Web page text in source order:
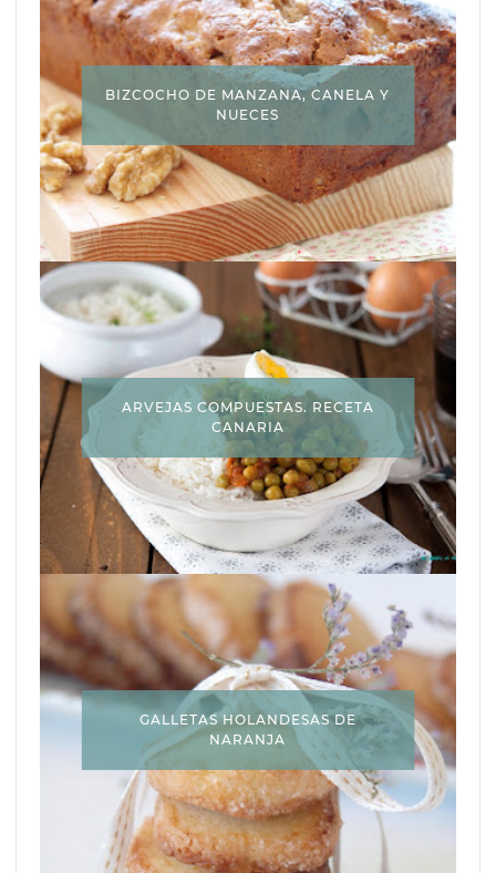
BIZCOCHO DE MANZANA, CANELA Y
NUECES
ARVEJAS COMPUESTAS. RECETA
CANARIA
GALLETAS HOLANDESAS DE
NARANJA